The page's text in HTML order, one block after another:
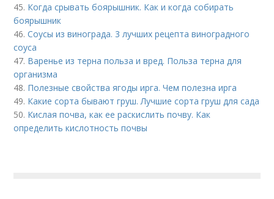
45. Когда срывать боярышник. Как и когда собирать
боярышник
46.Соусы из винограда. 3 лучших рецепта виноградного
соуса
47. Варенье из терна польза и вред. Польза терна для
организма
48. Полезные свойства ягоды ирга. Чем полезна ирга
49. Какие сорта бывают груш. Лучшие сорта груш для сада
50. Кислая почва, как ее раскислить почву. Как
определить кислотность почвы